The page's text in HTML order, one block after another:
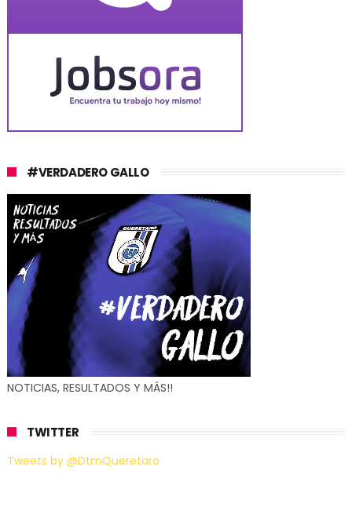
#VERDADERO GALLO
NOTICIAS, RESULTADOS Y MÁS!!
TWITTER
Tweets by @DtmQueretaro